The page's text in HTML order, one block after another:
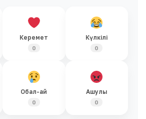
Керемет
0
Күлкілі
0
Обал-ай
0
Ашулы
0